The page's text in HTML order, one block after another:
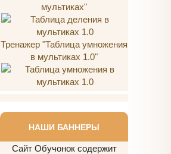
мультиках"
Тренажер "Таблица умножения
в мультиках 1.0"
НАШИ БАННЕРЫ
Сайт Обучонок содержит